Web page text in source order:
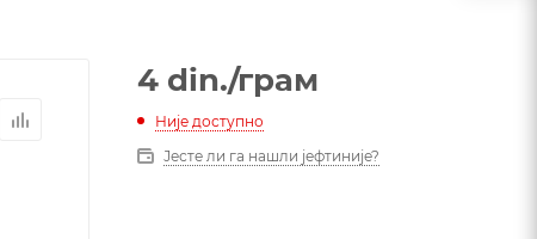
4 din./грам
Није доступно
Јесте ли га нашли јефтиније?